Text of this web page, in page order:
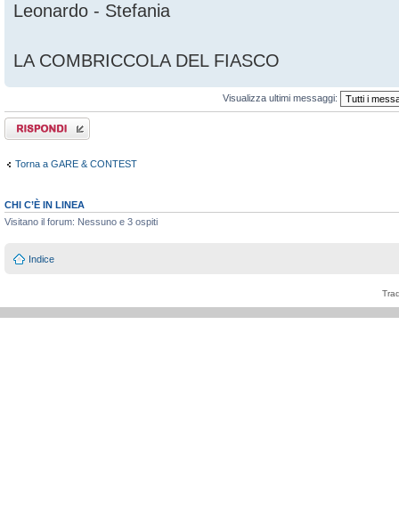
Leonardo - Stefania
LA COMBRICCOLA DEL FIASCO
Visualizza ultimi messaggi:
Rispondi al
messaggio
Torna a GARE & CONTEST
CHI C’È IN LINEA
Visitano il forum: Nessuno e 3 ospiti
Indice